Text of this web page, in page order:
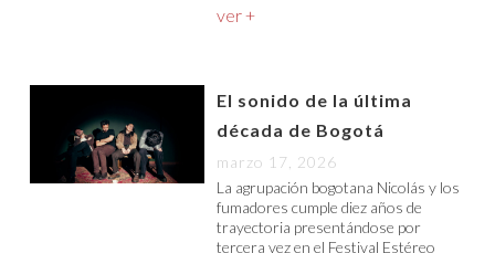
ver +
El sonido de la última
década de Bogotá
marzo 17, 2026
La agrupación bogotana Nicolás y los
fumadores cumple diez años de
trayectoria presentándose por
tercera vez en el Festival Estéreo